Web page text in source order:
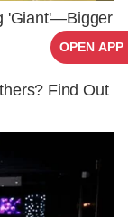
OPEN APP